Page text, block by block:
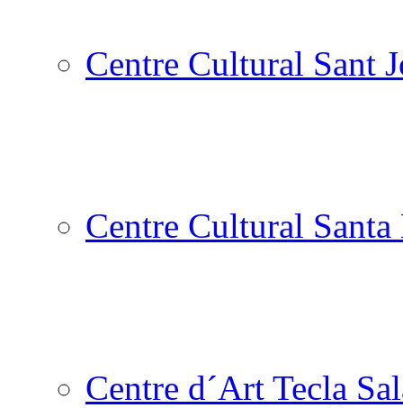
Centre Cultural Sant
Centre Cultural
Centre d´Art Tecla